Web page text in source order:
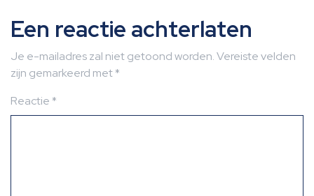
Een reactie achterlaten
Je e-mailadres zal niet getoond worden.Vereiste velden
zijn gemarkeerd met*
Reactie*